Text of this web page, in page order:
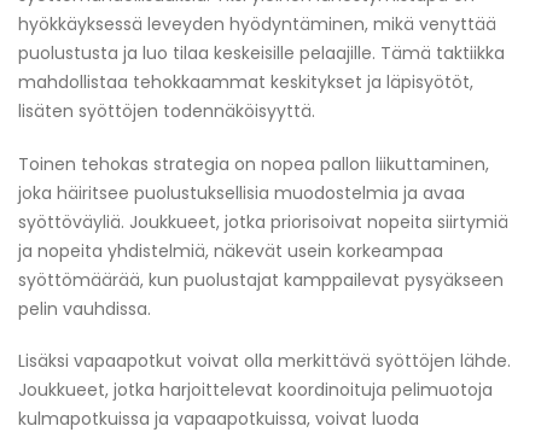
hyökkäyksessä leveyden hyödyntäminen, mikä venyttää
puolustusta ja luo tilaa keskeisille pelaajille. Tämä taktiikka
mahdollistaa tehokkaammat keskitykset ja läpisyötöt,
lisäten syöttöjen todennäköisyyttä.
Toinen tehokas strategia on nopea pallon liikuttaminen,
joka häiritsee puolustuksellisia muodostelmia ja avaa
syöttöväyliä. Joukkueet, jotka priorisoivat nopeita siirtymiä
ja nopeita yhdistelmiä, näkevät usein korkeampaa
syöttömäärää, kun puolustajat kamppailevat pysyäkseen
pelin vauhdissa.
Lisäksi vapaapotkut voivat olla merkittävä syöttöjen lähde.
Joukkueet, jotka harjoittelevat koordinoituja pelimuotoja
kulmapotkuissa ja vapaapotkuissa, voivat luoda